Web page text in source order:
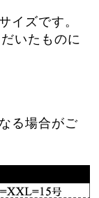
イズです。
いたものに
る場合がご